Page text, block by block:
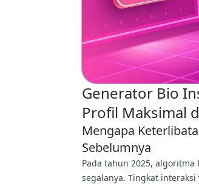
Generator Bio
Profil Maksimal
Mengapa
Sebelumnya
Pada tahun 2025,
segalanya. Tingkat